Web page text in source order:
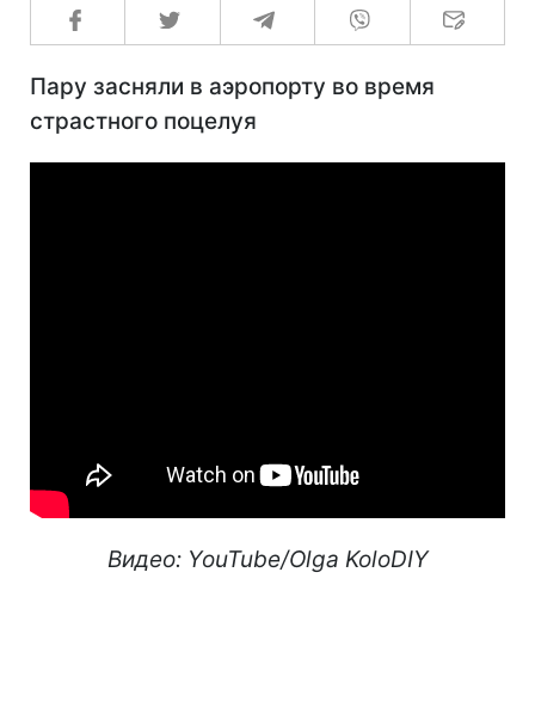
Пару засняли в аэропорту во время
страстного поцелуя
Видео: YouTube/Olga KoloDIY